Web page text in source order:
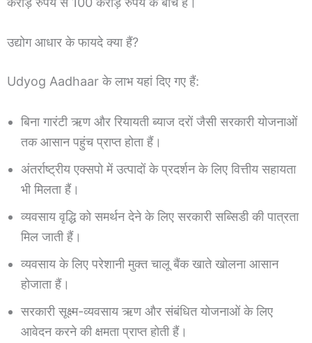
उद्योग आधार के फायदे क्या हैं?
Udyog Aadhaar के लाभ यहां दिए गए हैं:
बिना गारंटी ऋण और रियायती ब्याज दरों जैसी सरकारी योजनाओं
तक आसान पहुंच प्राप्त होता हैं।
अंतर्राष्ट्रीय एक्सपो में उत्पादों के प्रदर्शन के लिए वित्तीय सहायता
भी मिलता हैं।
व्यवसाय वृद्धि को समर्थन देने के लिए सरकारी सब्सिडी की पात्रता
मिल जाती हैं।
व्यवसाय के लिए परेशानी मुक्त चालू बैंक खाते खोलना आसान
होजाता हैं।
सरकारी सूक्ष्म-व्यवसाय ऋण और संबंधित योजनाओं के लिए
आवेदन करने की क्षमता प्राप्त होती हैं।